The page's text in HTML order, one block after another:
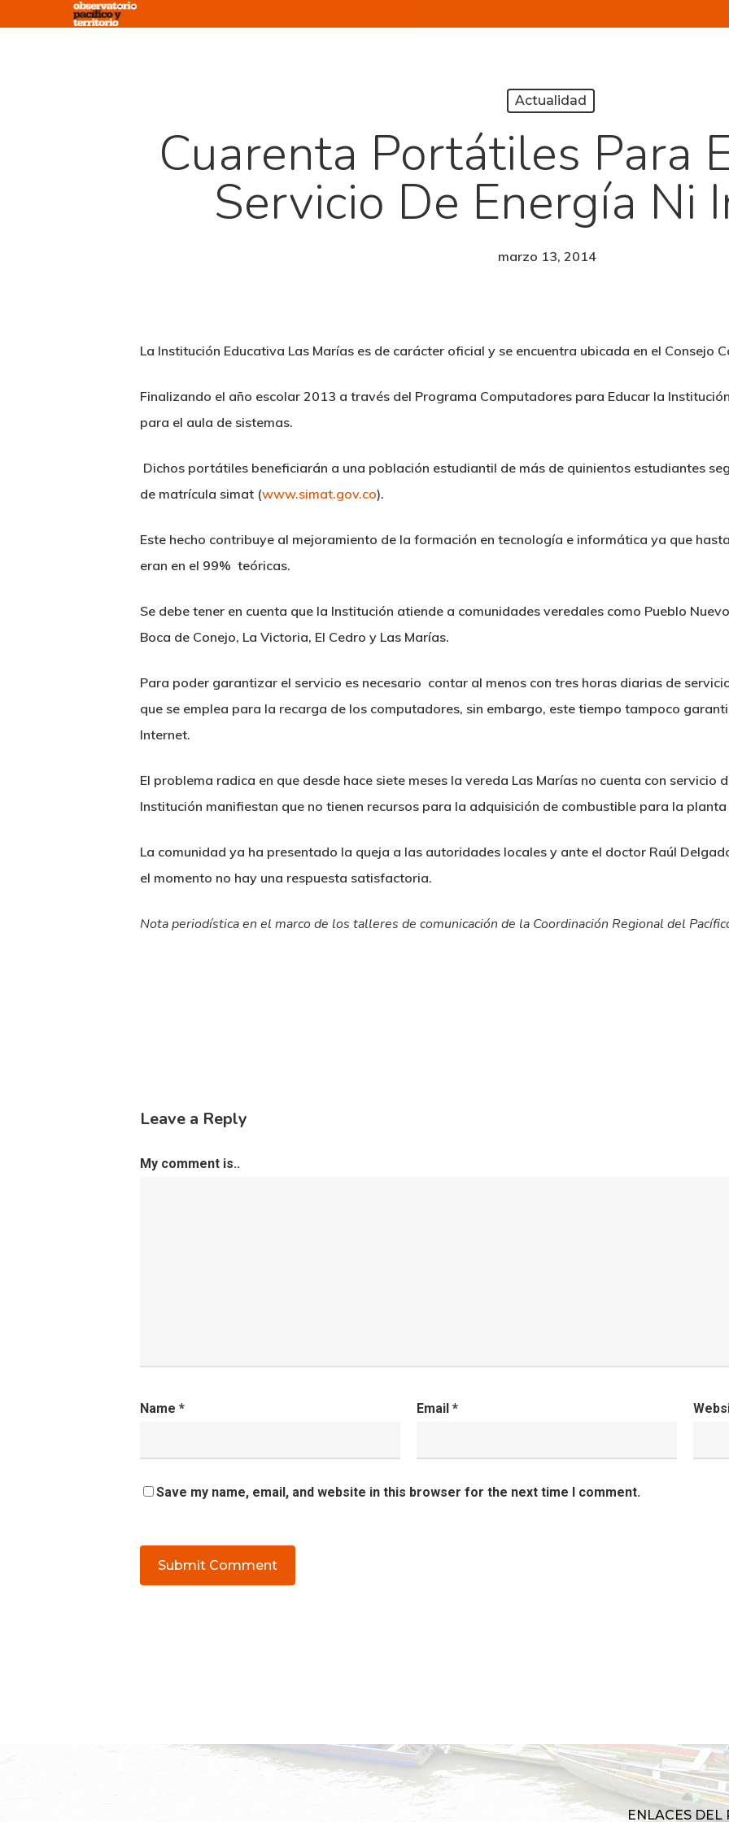
Actualidad
Cuarenta Portátiles Para
Servicio De Energía Ni
marzo 13, 2014
La Institución Educativa Las Marías es de carácter oficial y se encuentra ubicada en el Consejo
Finalizando el año escolar 2013 a través del Programa Computadores para Educar la
para el aula de sistemas.
Dichos portátiles beneficiarán a una población estudiantil de más de quinientos estudiantes
de matrícula simat (www.simat.gov.co).
Este hecho contribuye al mejoramiento de la formación en tecnología e informática ya que
eran en el 99% teóricas.
Se debe tener en cuenta que la Institución atiende a comunidades veredales como Pueblo
Boca de Conejo, La Victoria, El Cedro y Las Marías.
Para poder garantizar el servicio es necesario contar al menos con tres horas diarias de
que se emplea para la recarga de los computadores, sin embargo, este tiempo tampoco
Internet.
El problema radica en que desde hace siete meses la vereda Las Marías no cuenta con servicio
Institución manifiestan que no tienen recursos para la adquisición de combustible para la
La comunidad ya ha presentado la queja a las autoridades locales y ante el doctor Raúl
el momento no hay una respuesta satisfactoria.
Nota periodística en el marco de los talleres de comunicación de la Coordinación Regional del
Leave a Reply
My comment is..
Name * Email *
Save my name, email, and website in this browser for the next time I comment.
ENLACES DEL